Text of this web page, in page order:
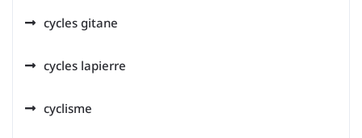
cycles gitane
cycles lapierre
cyclisme